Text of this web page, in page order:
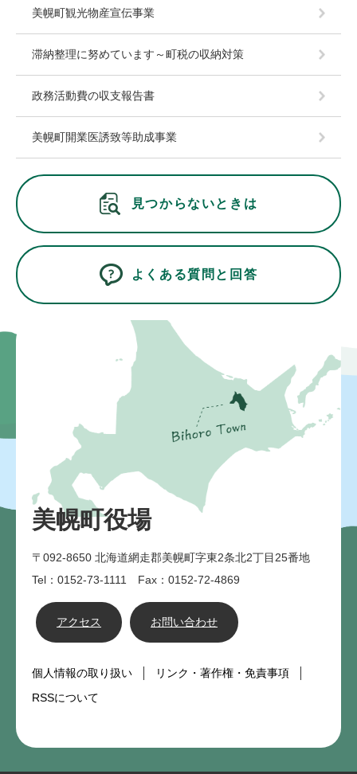
美幌町観光物産宣伝事業
滞納整理に努めています～町税の収納対策
政務活動費の収支報告書
美幌町開業医誘致等助成事業
見つからないときは
よくある質問と回答
美幌町役場
〒092-8650 北海道網走郡美幌町字東2条北2丁目25番地
Tel：0152-73-1111 Fax：0152-72-4869
アクセス お問い合わせ
個人情報の取り扱い
リンク・著作権・免責事項
RSSについて